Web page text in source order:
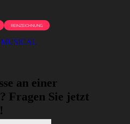
REINZEICHNUNG
an einer
Fragen Sie jetzt